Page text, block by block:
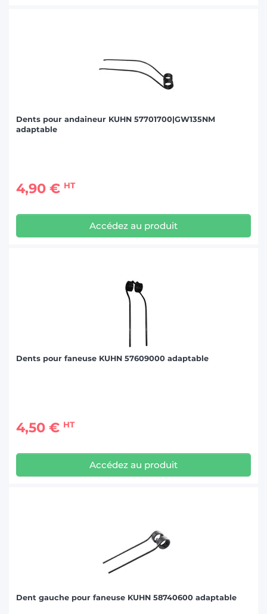
Dents pour andaineur KUHN 57701700|GW135NM
adaptable
4,90 € HT
Accédez au produit
Dents pour faneuse KUHN 57609000 adaptable
4,50 € HT
Accédez au produit
Dent gauche pour faneuse KUHN 58740600 adaptable